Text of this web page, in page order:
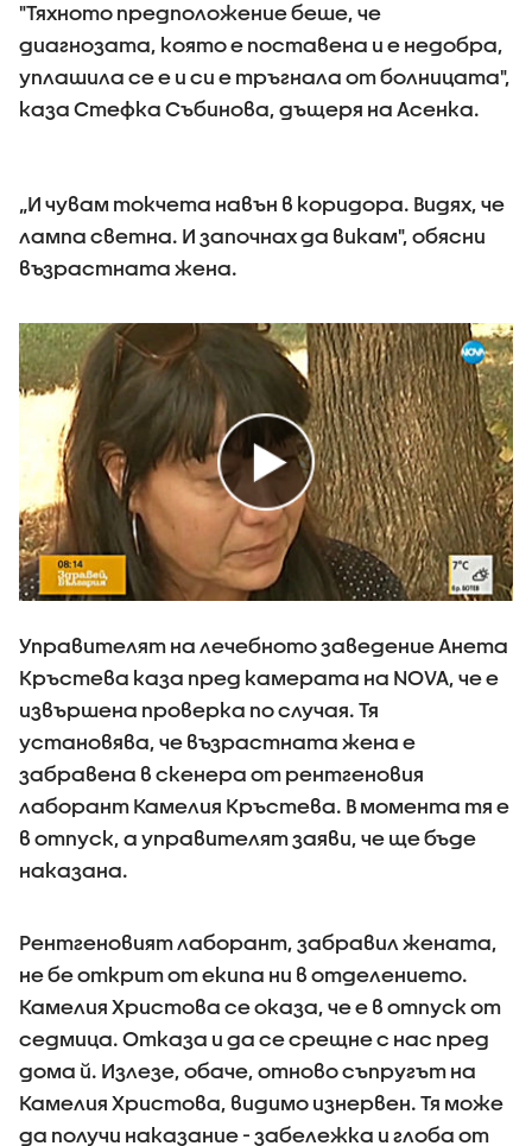
"Тяхното предположение беше, че
диагнозата, която е поставена и е недобра,
уплашила се е и си е тръгнала от болницата",
каза Стефка Събинова, дъщеря на Асенка.
„И чувам токчета навън в коридора. Видях, че
лампа светна. И започнах да викам", обясни
възрастната жена.
Управителят на лечебното заведение Анета
Кръстева каза пред камерата на NOVA, че е
извършена проверка по случая. Тя
установява, че възрастната жена е
забравена в скенера от рентгеновия
лаборант Камелия Кръстева. В момента тя е
в отпуск, а управителят заяви, че ще бъде
наказана.
Рентгеновият лаборант, забравил жената,
не бе открит от екипа ни в отделението.
Камелия Христова се оказа, че е в отпуск от
седмица. Отказа и да се срещне с нас пред
дома й. Излезе, обаче, отново съпругът на
Камелия Христова, видимо изнервен. Тя може
да получи наказание - забележка и глоба от